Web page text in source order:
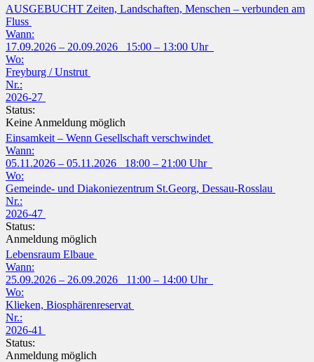
AUSGEBUCHT Zeiten, Landschaften, Menschen – verbunden am
Fluss
Wann:
17.09.2026 – 20.09.2026 15:00 – 13:00 Uhr
Wo:
Freyburg / Unstrut
Nr.:
2026-27
Status:
Keine Anmeldung möglich
Einsamkeit – Wenn Gesellschaft verschwindet
Wann:
05.11.2026 – 05.11.2026 18:00 – 21:00 Uhr
Wo:
Gemeinde- und Diakoniezentrum St.Georg, Dessau-Rosslau
Nr.:
2026-47
Status:
Anmeldung möglich
Lebensraum Elbaue
Wann:
25.09.2026 – 26.09.2026 11:00 – 14:00 Uhr
Wo:
Klieken, Biosphärenreservat
Nr.:
2026-41
Status:
Anmeldung möglich